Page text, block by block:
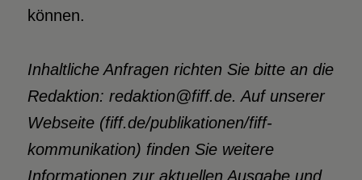
können.
Inhaltliche Anfragen richten Sie bitte an die
Redaktion: redaktion@fiff.de. Auf unserer
Webseite (fiff.de/publikationen/fiff-
kommunikation) finden Sie weitere
Informationen zur aktuellen Ausgabe und